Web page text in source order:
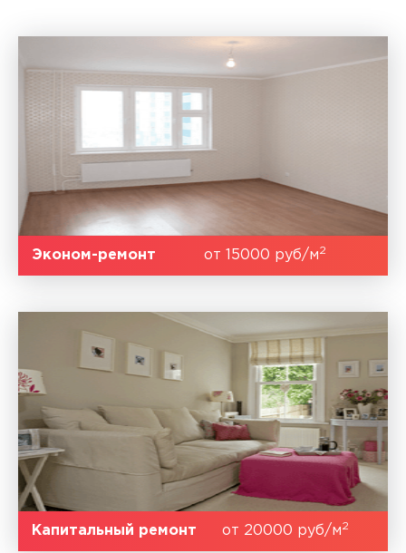
Эконом-ремонт от 15000 руб/м2
Капитальный ремонт от 20000 руб/м2